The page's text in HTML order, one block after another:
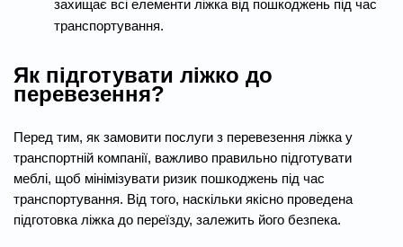
захищає всі елементи ліжка від пошкоджень під час
транспортування.
Як підготувати ліжко до
перевезення?
Перед тим, як замовити послуги з перевезення ліжка у
транспортній компанії, важливо правильно підготувати
меблі, щоб мінімізувати ризик пошкоджень під час
транспортування. Від того, наскільки якісно проведена
підготовка ліжка до переїзду, залежить його безпека.